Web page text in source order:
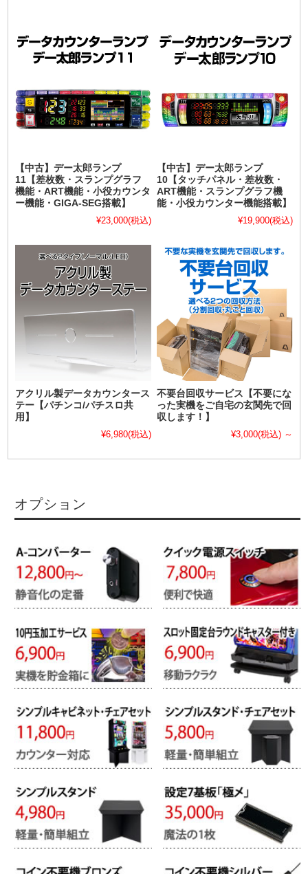
【中古】デー太郎ランプ
11【差枚数・スランプグラフ
機能・ART機能・小役カウンタ
ー機能・GIGA-SEG搭載】
¥23,000(税込)
【中古】デー太郎ランプ
10【タッチパネル・差枚数・
ART機能・スランプグラフ機
能・小役カウンター機能搭載】
¥19,900(税込)
アクリル製データカウンタース
テー【パチンコ/パチスロ共
用】
¥6,980(税込)
不要台回収サービス【不要にな
った実機をご自宅の玄関先で回
収します！】
¥3,000(税込) ～
オプション